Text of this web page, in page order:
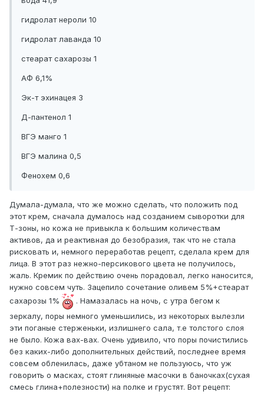
гидролат нероли 10
гидролат лаванда 10
стеарат сахарозы 1
АФ 6,1%
Эк-т эхинацея 3
Д-пантенол 1
ВГЭ манго 1
ВГЭ малина 0,5
Фенохем 0,6
Думала-думала, что же можно сделать, что положить под
этот крем, сначала думалось над созданием сыворотки для
Т-зоны, но кожа не привыкла к большим количествам
активов, да и реактивная до безобразия, так что не стала
рисковать и, немного переработав рецепт, сделала крем для
лица. В этот раз нежно-персикового цвета не получилось,
жаль. Кремик по действию очень порадовал, легко наносится,
нужно совсем чуть. Зацепило сочетание оливем 5%+стеарат
сахарозы 1%
. Намазалась на ночь, с утра бегом к
зеркалу, поры немного уменьшились, из некоторых вылезли
эти поганые стерженьки, излишнего сала, т.е толстого слоя
не было. Кожа вах-вах. Очень удивило, что поры почистились
без каких-либо дополнительных действий, последнее время
совсем обленилась, даже убтаном не пользуюсь, что уж
говорить о масках, стоят глиняные масочки в баночках(сухая
смесь глина+полезности) на полке и грустят. Вот рецепт: